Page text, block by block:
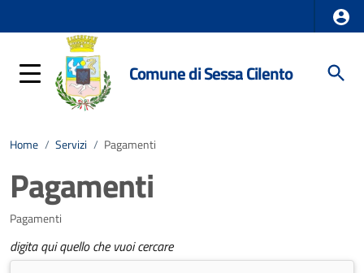
Comune di Sessa Cilento
Home / Servizi / Pagamenti
Pagamenti
Pagamenti
digita qui quello che vuoi cercare